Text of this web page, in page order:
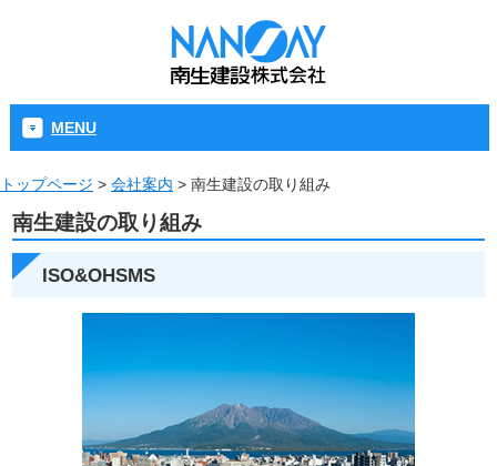
MENU
トップページ > 会社案内 > 南生建設の取り組み
南生建設の取り組み
ISO&OHSMS